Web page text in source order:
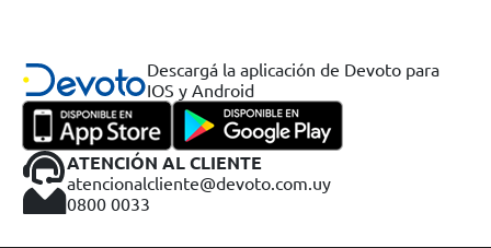
Descargá la aplicación de Devoto para
IOS y Android
ATENCIÓN AL CLIENTE
atencionalcliente@devoto.com.uy
0800 0033